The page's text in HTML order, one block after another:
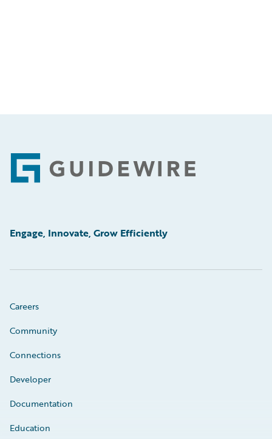
Footer
Engage, Innovate, Grow Efficiently
Careers
Community
Connections
Developer
Documentation
Education